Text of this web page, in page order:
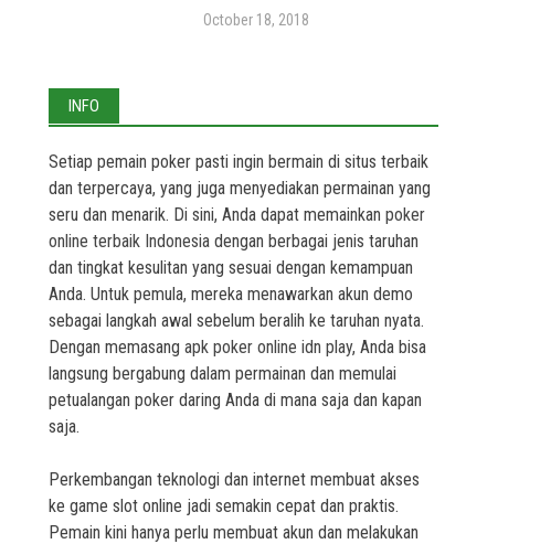
October 18, 2018
INFO
Setiap pemain poker pasti ingin bermain di situs terbaik
dan terpercaya, yang juga menyediakan permainan yang
seru dan menarik. Di sini, Anda dapat memainkan poker
online terbaik Indonesiadengan berbagai jenis taruhan
dan tingkat kesulitan yang sesuai dengan kemampuan
Anda. Untuk pemula, mereka menawarkan akun demo
sebagai langkah awal sebelum beralih ke taruhan nyata.
Dengan memasang apk poker online idn play, Anda bisa
langsung bergabung dalam permainan dan memulai
petualangan poker daring Anda di mana saja dan kapan
saja.
Perkembangan teknologi dan internet membuat akses
ke game slot online jadi semakin cepat dan praktis.
Pemain kini hanya perlu membuat akun dan melakukan